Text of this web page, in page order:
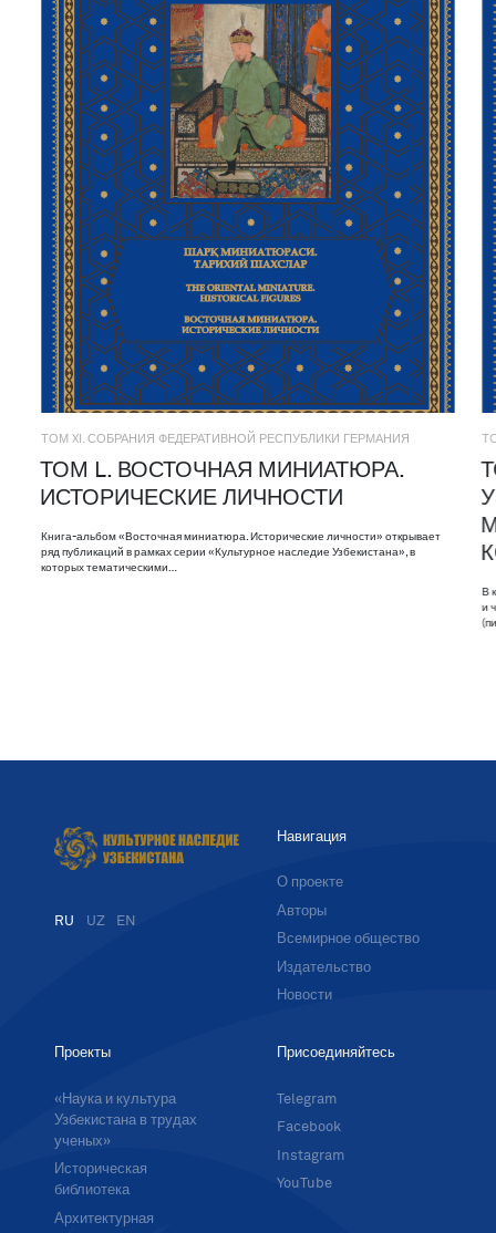
ТОМ XI. СОБРАНИЯ ФЕДЕРАТИВНОЙ РЕСПУБЛИКИ ГЕРМАНИЯ
ТОМ L. ВОСТОЧНАЯ МИНИАТЮРА.
ИСТОРИЧЕСКИЕ ЛИЧНОСТИ
Книга-альбом «Восточная миниатюра. Исторические личности» открывает
ряд публикаций в рамках серии «Культурное наследие Узбекистана», в
которых тематическими…
В
и
RU UZ EN
Навигация
О проекте
Авторы
Всемирное общество
Издательство
Новости
Проекты
«Наука и культура
Узбекистана в трудах
ученых»
Историческая
библиотека
Архитектурная
Присоединяйтесь
Telegram
Facebook
Instagram
YouTube